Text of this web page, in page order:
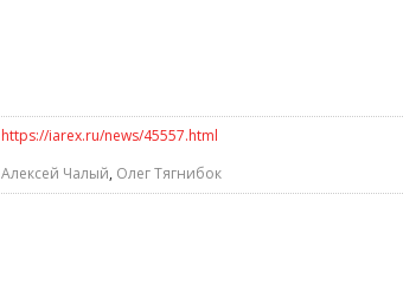
https://iarex.ru/news/45557.html
Алексей Чалый, Олег Тягнибок